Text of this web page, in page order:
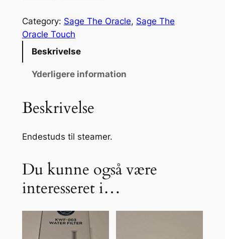
d
e
t
l
t
e
a
Category: Sage The Oracle, Sage The
Oracle Touch
Beskrivelse
Yderligere information
Beskrivelse
Endestuds til steamer.
Du kunne også være
interesseret i…